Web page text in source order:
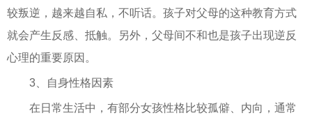
较叛逆，越来越自私，不听话。孩子对父母的这种教育方式
就会产生反感、抵触。另外，父母间不和也是孩子出现逆反
心理的重要原因。
3、自身性格因素
在日常生活中，有部分女孩性格比较孤僻、内向，通常